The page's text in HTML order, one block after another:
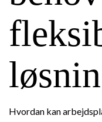
Hvordan kan